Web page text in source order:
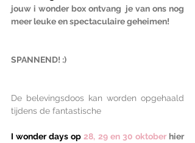
jouw i wonder box ontvang  je van ons nog
meer leuke en spectaculaire geheimen!
SPANNEND! :)
De belevingsdoos kan worden opgehaald
tijdens de fantastische
I wonder days op 28, 29 en 30 oktober hier